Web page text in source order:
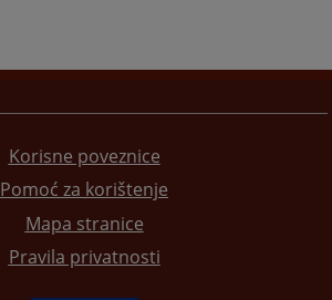
Korisne poveznice
Pomoć za korištenje
Mapa stranice
Pravila privatnosti